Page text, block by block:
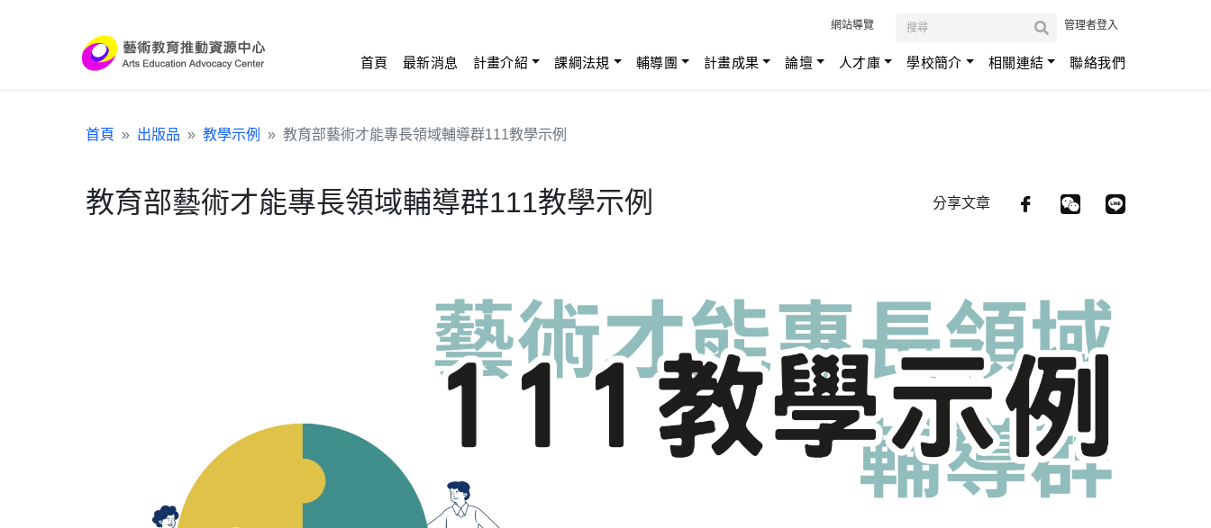
網站導覽 管理者登入
首頁 最新消息 計畫介紹 課綱法規 輔導團 計畫成果 論壇 人才庫 學校簡介 相關連結 聯絡我們
首頁 出版品 教學示例 教育部藝術才能專長領域輔導群111教學示例
教育部藝術才能專長領域輔導群111教學示例 分享文章